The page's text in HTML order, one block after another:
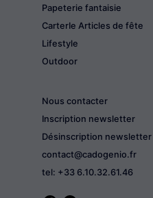
Papeterie fantaisie
CarterIe Articles de fête
Lifestyle
Outdoor
Nous contacter
Inscription newsletter
Désinscription newsletter
contact@cadogenio.fr
tel: +33 6.10.32.61.46